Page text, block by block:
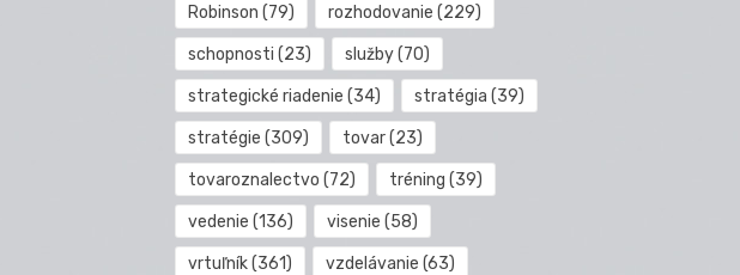
Robinson (79) rozhodovanie (229)
schopnosti (23) služby(70)
strategické riadenie (34) stratégia (39)
stratégie (309) tovar(23)
tovaroznalectvo (72) tréning (39)
vedenie (136) visenie (58)
vrtuľník(361) vzdelávanie (63)